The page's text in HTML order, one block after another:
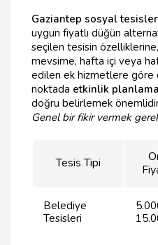
Gaziantep sosyal tesisler
uygun fiyatlı düğün
seçilen tesisin
mevsime, hafta içi veya
edilen ek hizmetlere göre
noktada etkinlik planlama
doğru belirlemek
Genel bir fikir vermek
Tesis Tipi
Belediye
Tesisleri